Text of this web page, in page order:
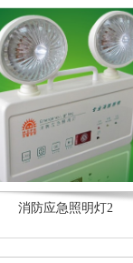
消防应急照明灯2